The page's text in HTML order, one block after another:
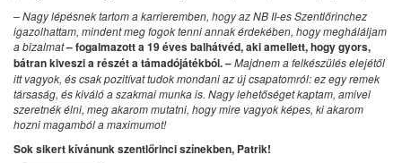
– Nagy lépésnek tartom a karrieremben, hogy az NB II-es Szentlőrinchez
igazolhattam, mindent meg fogok tenni annak érdekében, hogy megháláljam
a bizalmat– fogalmazott a 19 éves balhátvéd, aki amellett, hogy gyors,
bátran kiveszi a részét a támadójátékból. –Majdnem a felkészülés elejétől
itt vagyok, és csak pozitívat tudok mondani az új csapatomról: ez egy remek
társaság, és kiváló a szakmai munka is. Nagy lehetőséget kaptam, amivel
szeretnék élni, meg akarom mutatni, hogy mire vagyok képes, ki akarom
hozni magamból a maximumot!
Sok sikert kívánunk szentlőrinci színekben, Patrik!